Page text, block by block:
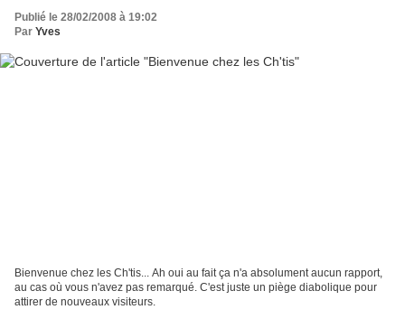
Publié le 28/02/2008 à 19:02
Par Yves
Bienvenue chez les Ch'tis... Ah oui au fait ça n'a absolument aucun rapport,
au cas où vous n'avez pas remarqué. C'est juste un piège diabolique pour
attirer de nouveaux visiteurs.